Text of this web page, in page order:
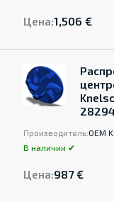
Цена:1,506 €
Производитель:OEM
В наличии ✔
Цена:987 €